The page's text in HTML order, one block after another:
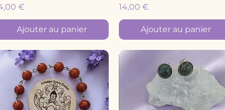
€
Ajouter au panier
Prix
14,00 €
Ajouter au panier